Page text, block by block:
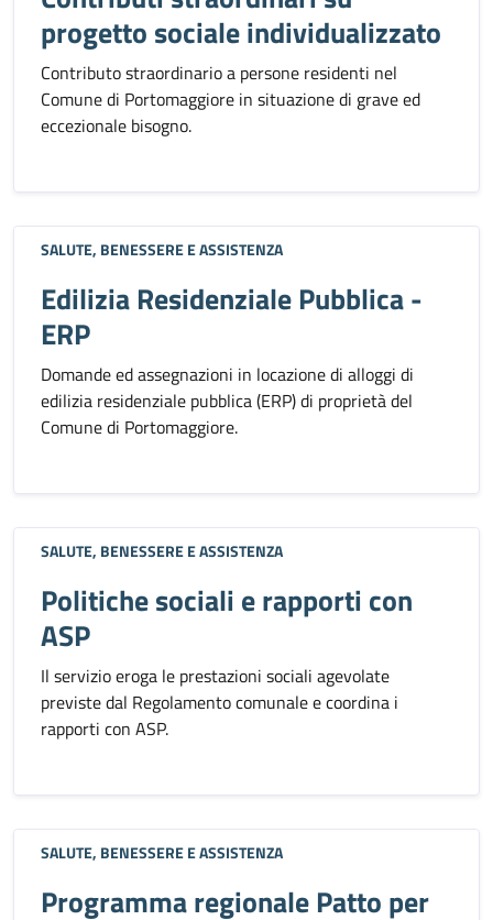
progetto sociale individualizzato
Contributo straordinario a persone residenti nel
Comune di Portomaggiore in situazione di grave ed
eccezionale bisogno.
SALUTE, BENESSERE E ASSISTENZA
Edilizia Residenziale Pubblica -
ERP
Domande ed assegnazioni in locazione di alloggi di
edilizia residenziale pubblica (ERP) di proprietà del
Comune di Portomaggiore.
SALUTE, BENESSERE E ASSISTENZA
Politiche sociali e rapporti con
ASP
Il servizio eroga le prestazioni sociali agevolate
previste dal Regolamento comunale e coordina i
rapporti con ASP.
SALUTE, BENESSERE E ASSISTENZA
Programma regionale Patto per